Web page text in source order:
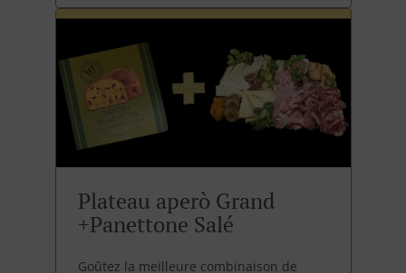
Plateau aperò Grand
+Panettone Salé
Goûtez la meilleure combinaison de